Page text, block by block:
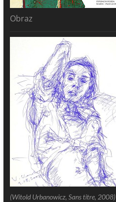
Obraz
(Witold Urbanowicz, Sans titre, 2008)